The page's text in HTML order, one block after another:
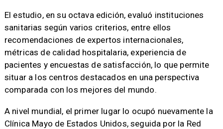
El estudio, en su octava edición, evaluó instituciones
sanitarias según varios criterios, entre ellos
recomendaciones de expertos internacionales,
métricas de calidad hospitalaria, experiencia de
pacientes y encuestas de satisfacción, lo que permite
situar a los centros destacados en una perspectiva
comparada con los mejores del mundo.
A nivel mundial, el primer lugar lo ocupó nuevamente la
Clínica Mayo de Estados Unidos, seguida por la Red